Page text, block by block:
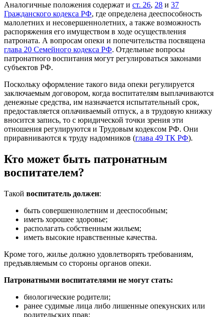
Аналогичные положения содержат и ст. 26, 28 и 37
Гражданского кодекса РФ, где определена дееспособность
малолетних и несовершеннолетних, а также возможность
распоряжения его имуществом в ходе осуществления
патроната. А вопросам опеки и попечительства посвящена
глава 20 Семейного кодекса РФ. Отдельные вопросы
патронатного воспитания могут регулироваться законами
субъектов РФ.
Поскольку оформление такого вида опеки регулируется
заключаемым договором, когда воспитателям выплачиваются
денежные средства, им назначается испытательный срок,
предоставляется оплачиваемый отпуск, а в трудовую книжку
вносится запись, то с юридической точки зрения эти
отношения регулируются и Трудовым кодексом РФ. Они
приравниваются к труду надомников (глава 49 ТК РФ).
Кто может быть патронатным
воспитателем?
Такой воспитатель должен:
быть совершеннолетним и дееспособным;
иметь хорошее здоровье;
располагать собственным жильем;
иметь высокие нравственные качества.
Кроме того, жилье должно удовлетворять требованиям,
предъявляемым со стороны органов опеки.
Патронатными воспитателями не могут стать:
биологические родители;
ранее судимые лица либо лишенные опекунских или
родительских прав;